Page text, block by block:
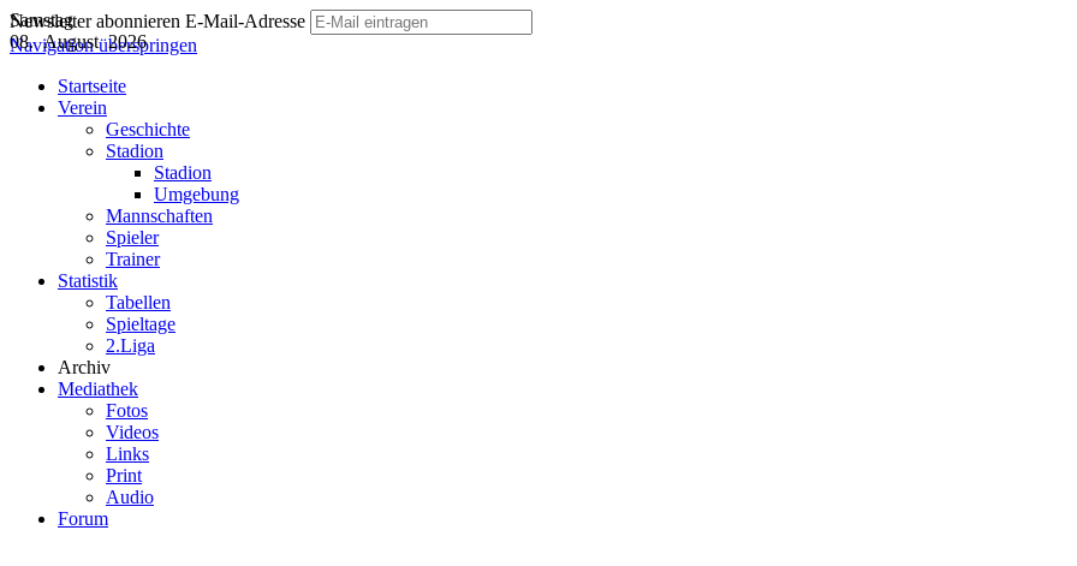
Samstag
08. August 2026
Newsletter abonnieren E-Mail-Adresse
Navigation überspringen
Startseite
Verein
Geschichte
Stadion
Stadion
Umgebung
Mannschaften
Spieler
Trainer
Statistik
Tabellen
Spieltage
2.Liga
Archiv
Mediathek
Fotos
Videos
Links
Print
Audio
Forum